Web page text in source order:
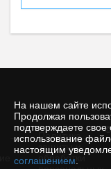
На нашем сайте
Продолжая
подтверждаете свое
использование
настоящим
соглашением
Политика
защиты и
обработки